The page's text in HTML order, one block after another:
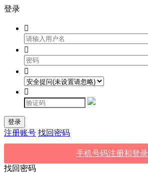
登录




登录
注册账号 找回密码
手机号码注册和登录
找回密码